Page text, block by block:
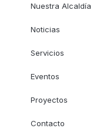
Nuestra Alcaldía
Noticias
Servicios
Eventos
Proyectos
Contacto